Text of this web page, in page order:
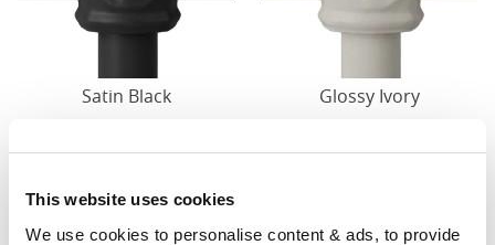
This website uses cookies
We use cookies to personalise content & ads, to provide
Satin Black Glossy Ivory
Lieferung